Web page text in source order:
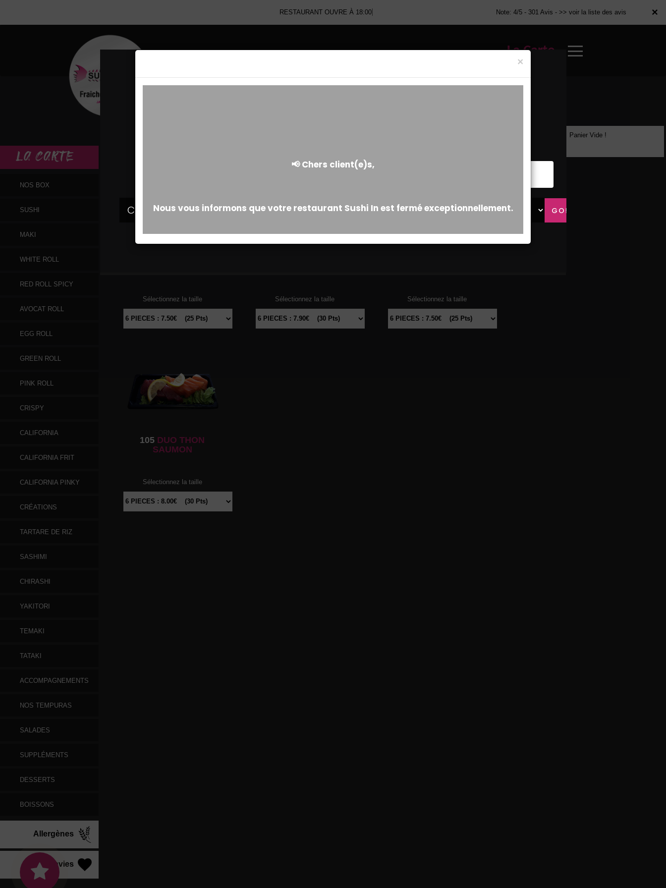
×
RESTAURANT OUVRE À 18:00 Note: 4/5 - 301 Avis - >> voir la liste des avis
La Carte
×
LA CARTE
NOS BOX
SUSHI
MAKI
WHITE ROLL
RED ROLL SPICY
AVOCAT ROLL
EGG ROLL
GREEN ROLL
PINK ROLL
CRISPY
CALIFORNIA
CALIFORNIA FRIT
CALIFORNIA PINKY
CRÉATIONS
TARTARE DE RIZ
SASHIMI
CHIRASHI
YAKITORI
TEMAKI
TATAKI
ACCOMPAGNEMENTS
NOS TEMPURAS
SALADES
SUPPLÉMENTS
DESSERTS
BOISSONS
Allergènes
Vos Envies
Sélectionnez la taille Sélectionnez la taille Sélectionnez la taille
105 DUO THON
SAUMON
Sélectionnez la taille
Panier Vide !
×